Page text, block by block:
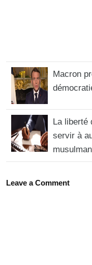
Macron
La liberté
servir à
Leave a Comment